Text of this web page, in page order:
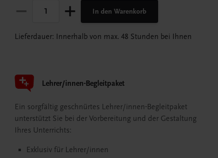
In den Warenkorb
Lieferdauer: Innerhalb von max. 48 Stunden bei Ihnen
Lehrer/innen-Begleitpaket
Ein sorgfältig geschnürtes Lehrer/innen-Begleitpaket
unterstützt Sie bei der Vorbereitung und der Gestaltung
Ihres Unterrichts:
Exklusiv für Lehrer/innen